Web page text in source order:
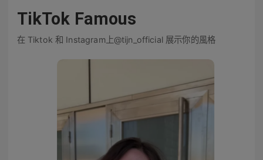
TikTok Famous
在 Tiktok 和 Instagram上@tijn_official 展示你的風格